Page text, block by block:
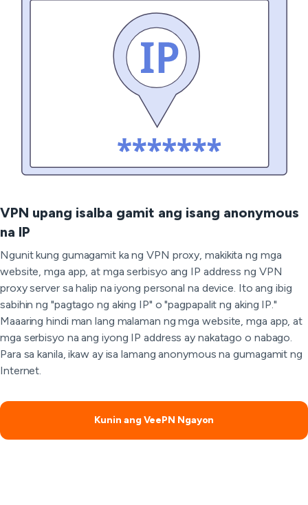
VPN upang isalba gamit ang isang anonymous
na IP
Ngunit kung gumagamit ka ng VPN proxy, makikita ng mga
website, mga app, at mga serbisyo ang IP address ng VPN
proxy server sa halip na iyong personal na device. Ito ang ibig
sabihin ng "pagtago ng aking IP" o "pagpapalit ng aking IP."
Maaaring hindi man lang malaman ng mga website, mga app, at
mga serbisyo na ang iyong IP address ay nakatago o nabago.
Para sa kanila, ikaw ay isa lamang anonymous na gumagamit ng
Internet.
Kunin ang VeePN Ngayon